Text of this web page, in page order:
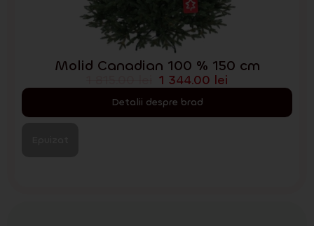
Molid Canadian 100 % 150 cm
1 344.00 lei
Detalii despre brad